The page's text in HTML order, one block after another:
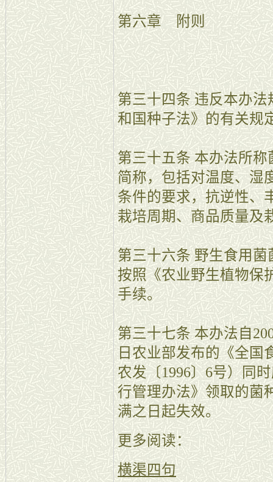
第六章 附则
第三十四条 违反本办
和国种子法》的有关规
第三十五条 本办法所
简称，包括对温度、湿
条件的要求，抗逆性、
栽培周期、商品质量及
第三十六条 野生食用
按照《农业野生植物保
手续。
第三十七条 本办法自
日农业部发布的《全国
农发〔1996〕6号）同
行管理办法》领取的菌
满之日起失效。
更多阅读：
横渠四句